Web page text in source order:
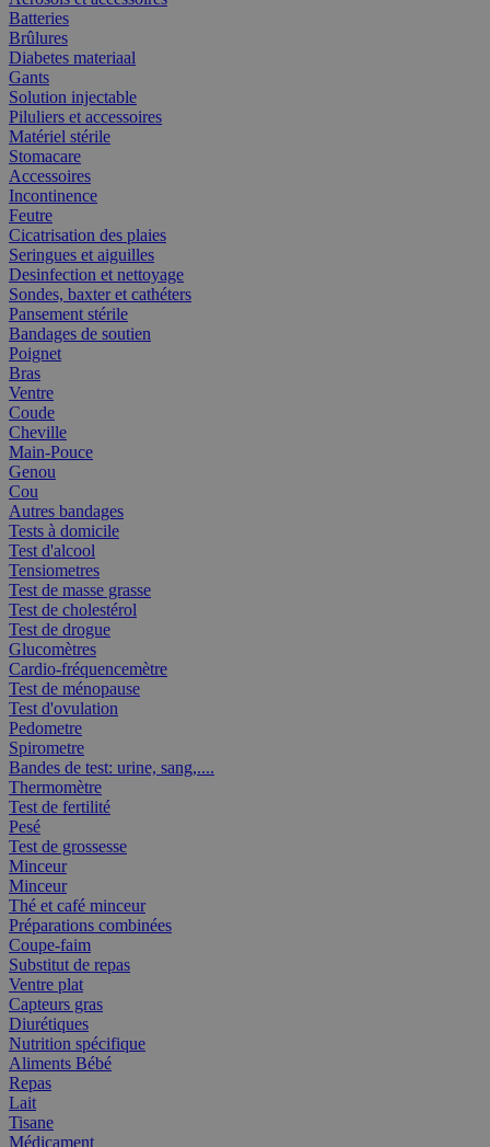
Batteries
Brûlures
Diabetes materiaal
Gants
Solution injectable
Piluliers et accessoires
Matériel stérile
Stomacare
Accessoires
Incontinence
Feutre
Cicatrisation des plaies
Seringues et aiguilles
Desinfection et nettoyage
Sondes, baxter et cathéters
Pansement stérile
Bandages de soutien
Poignet
Bras
Ventre
Coude
Cheville
Main-Pouce
Genou
Cou
Autres bandages
Tests à domicile
Test d'alcool
Tensiometres
Test de masse grasse
Test de cholestérol
Test de drogue
Glucomètres
Cardio-fréquencemètre
Test de ménopause
Test d'ovulation
Pedometre
Spirometre
Bandes de test: urine, sang,....
Thermomètre
Test de fertilité
Pesé
Test de grossesse
Minceur
Minceur
Thé et café minceur
Préparations combinées
Coupe-faim
Substitut de repas
Ventre plat
Capteurs gras
Diurétiques
Nutrition spécifique
Aliments Bébé
Repas
Lait
Tisane
Médicament